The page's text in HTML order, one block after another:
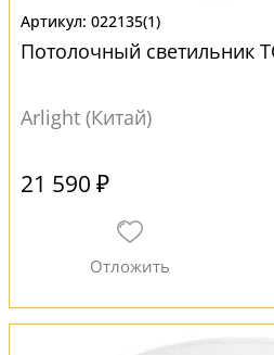
022135(1)
Потолочный светильник
Arlight (Китай)
21 590 ₽